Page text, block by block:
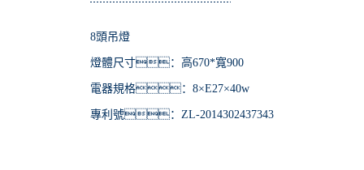
8頭吊燈
燈體尺寸：高670*寬900
電器規格：8×E27×40w
專利號：ZL-2014302437343